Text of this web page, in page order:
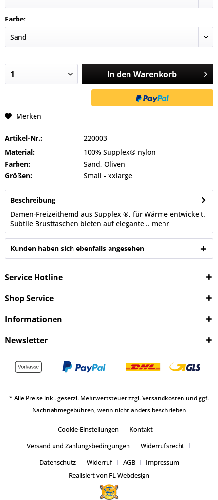
Farbe:
In den Warenkorb
Merken
Artikel-Nr.:
220003
Material:
100% Supplex® nylon
Farben:
Sand, Oliven
Größen:
Small - xxlarge
Beschreibung
Damen-Freizeithemd aus Supplex ®, für Wärme entwickelt.
Subtile Brusttaschen bieten auf elegante... mehr
Kunden haben sich ebenfalls angesehen
Service Hotline
Shop Service
Informationen
Newsletter
* Alle Preise inkl. gesetzl. Mehrwertsteuer zzgl.Versandkosten und ggf.
Nachnahmegebühren, wenn nicht anders beschrieben
Cookie-Einstellungen
Kontakt
Versand und Zahlungsbedingungen
Widerrufsrecht
Datenschutz
Widerruf AGB
Impressum
Realisiert von FL Webdesign